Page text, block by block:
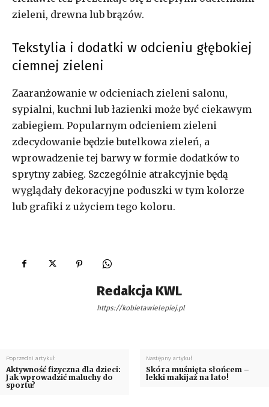
zieleni, drewna lub brązów.
Tekstylia i dodatki w odcieniu głębokiej
ciemnej zieleni
Zaaranżowanie w odcieniach zieleni salonu,
sypialni, kuchni lub łazienki może być ciekawym
zabiegiem. Popularnym odcieniem zieleni
zdecydowanie będzie butelkowa zieleń, a
wprowadzenie tej barwy w formie dodatków to
sprytny zabieg. Szczególnie atrakcyjnie będą
wyglądały dekoracyjne poduszki w tym kolorze
lub grafiki z użyciem tego koloru.
Redakcja KWL
https://kobietawielepiej.pl
Poprzedni artykuł
Aktywność fizyczna dla dzieci:
Jak wprowadzić maluchy do
sportu?
Następny artykuł
Skóra muśnięta słońcem –
lekki makijaż na lato!